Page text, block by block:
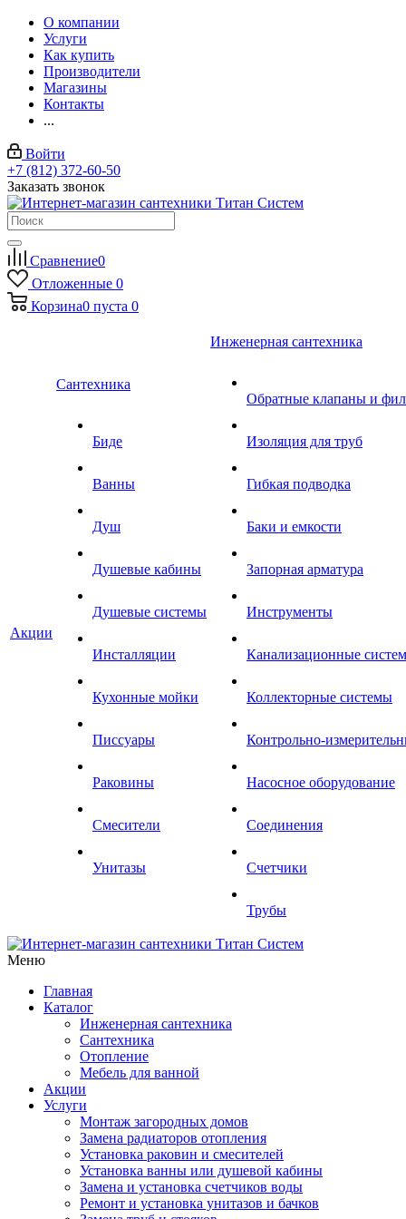
О компании
Услуги
Как купить
Производители
Магазины
Контакты
...
Войти
+7 (812) 372-60-50
Заказать звонок
Сравнение0
Отложенные 0
Корзина0 пуста 0
Акции
Сантехника
Биде
Ванны
Душ
Душевые кабины
Душевые системы
Инсталляции
Кухонные мойки
Писсуары
Раковины
Смесители
Унитазы
Инженерная сантехника
Обратные клапаны и
Изоляция для труб
Гибкая подводка
Баки и емкости
Запорная арматура
Инструменты
Канализационные
Коллекторные системы
Контрольно-
Насосное оборудование
Соединения
Счетчики
Трубы
Меню
Главная
Каталог
Инженерная сантехника
Сантехника
Отопление
Мебель для ванной
Акции
Услуги
Монтаж загородных домов
Замена радиаторов отопления
Установка раковин и смесителей
Установка ванны или душевой кабины
Замена и установка счетчиков воды
Ремонт и установка унитазов и бачков